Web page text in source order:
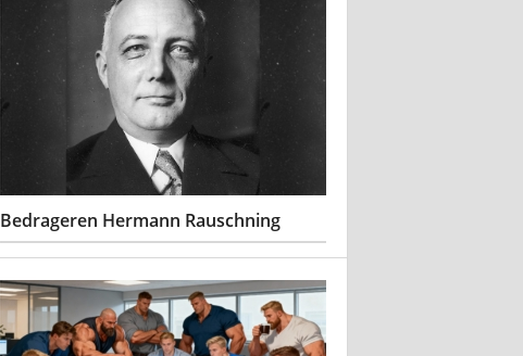
Bedrageren Hermann Rauschning